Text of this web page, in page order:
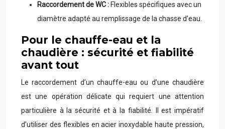
Raccordement de WC : Flexibles spécifiques avec un
diamètre adapté au remplissage de la chasse d’eau.
Pour le chauffe-eau et la
chaudière : sécurité et fiabilité
avant tout
Le raccordement d’un chauffe-eau ou d’une chaudière
est une opération délicate qui requiert une attention
particulière à la sécurité et à la fiabilité. Il est impératif
d’utiliser des flexibles en acier inoxydable haute pression,